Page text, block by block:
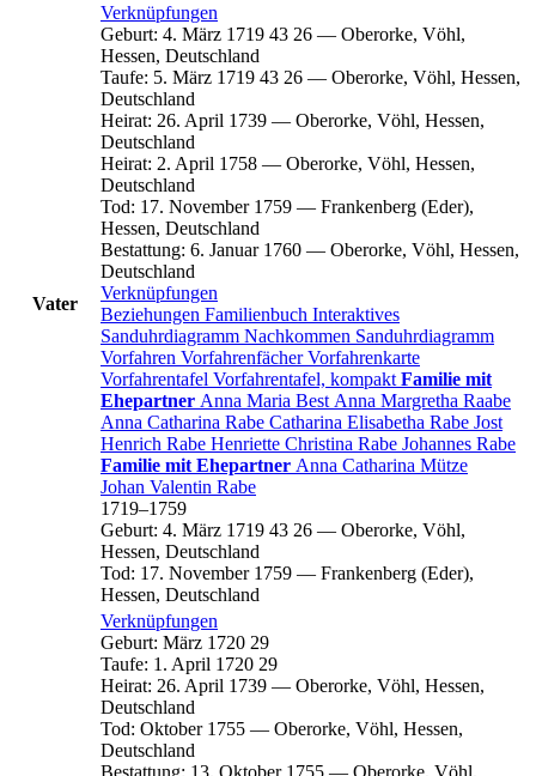
Vater
Verknüpfungen
Geburt: 4. März 1719 43 26 — Oberorke, Vöhl,
Hessen, Deutschland
Taufe: 5. März 1719 43 26 — Oberorke, Vöhl, Hessen,
Deutschland
Heirat: 26. April 1739 — Oberorke, Vöhl, Hessen,
Deutschland
Heirat: 2. April 1758 — Oberorke, Vöhl, Hessen,
Deutschland
Tod: 17. November 1759 — Frankenberg (Eder),
Hessen, Deutschland
Bestattung: 6. Januar 1760 — Oberorke, Vöhl, Hessen,
Deutschland
Verknüpfungen
Beziehungen Familienbuch Interaktives
Sanduhrdiagramm Nachkommen Sanduhrdiagramm
Vorfahren VorfahrenfächerVorfahrenkarte
Vorfahrentafel Vorfahrentafel, kompakt Familie mit
Ehepartner Anna Maria Best Anna Margretha Raabe
Anna Catharina Rabe Catharina Elisabetha Rabe Jost
Henrich Rabe Henriette Christina Rabe Johannes Rabe
Familie mit Ehepartner Anna Catharina Mütze
Johan Valentin Rabe
1719–1759
Geburt: 4. März 1719 43 26 — Oberorke, Vöhl,
Hessen, Deutschland
Tod: 17. November 1759 — Frankenberg (Eder),
Hessen, Deutschland
Verknüpfungen
Geburt: März 1720 29
Taufe: 1. April 1720 29
Heirat: 26. April 1739 — Oberorke, Vöhl, Hessen,
Deutschland
Tod: Oktober 1755 — Oberorke, Vöhl, Hessen,
Deutschland
Bestattung: 13. Oktober 1755 — Oberorke, Vöhl,